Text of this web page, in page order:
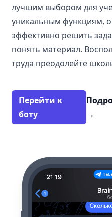
лучшим выбором для
уникальным функциям,
эффективно решить
понять материал.
труда преодолейте
Перейти к
боту
→